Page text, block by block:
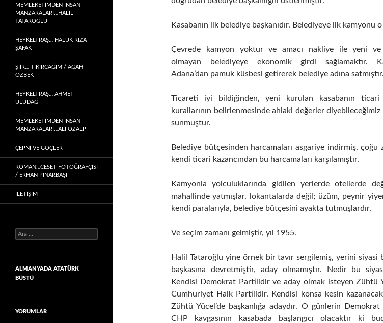
Kasabanın ilk belediye başkanıdır. Belediyeye ilk kamyonu o
Çevrede kamyon yoktur ve amacı nakliye ile yeni ve
olmayan belediyeye ekonomik girdi sağlamaktır.
Adana’dan pamuk küsbesi getirerek belediye adına satmıştır.
Ticareti iyi bildiğinden, yeni kurulan kasabanın
kurallarının belirlenmesinde ahlaki değerler
sunmuştur.
Belediye bütçesinden harcamaları asgariye indirmiş, çoğu
kendi ticari kazancından bu harcamaları karşılamıştır.
Kamyonla yolculuklarında gidilen yerlerde otellerde
mahallinde yatmışlar, lokantalarda değil; üzüm, peynir
kendi paralarıyla, belediye bütçesini ayakta tutmuşlardır.
Ve seçim zamanı gelmiştir, yıl 1955.
Halil Tataroğlu yine örnek bir tavır sergilemiş, yerini siyasi
başkasına devretmiştir, aday olmamıştır. Nedir bu
Kendisi Demokrat Partilidir ve aday olmak isteyen Zühtü
Cumhuriyet Halk Partilidir. Kendisi konsa kesin
Zühtü Yücel’de başkanlığa adaydır. O günlerin
CHP kavgasının kasabada başlangıcı olacaktır ki
MEMLEKETIMDEN INSAN
MANZARALARI…HALİL
TATAROĞLU
HEYKELTRAŞ… HALUK RIZA
ŞAFAK
ŞIIR… TIKIRCAĞIM / AGAH
ÖZBEK
HEYKELTRAŞ… AHMET
ULUDAĞ
MEMLEKETIMDEN INSAN
MANZARALARI…ALİ ÖZALP
ÇEPNI VE GÖÇLER
ROMAN…CESET FOTOĞRAFÇISI
/ ERHAN PINARBAŞI
İLETİŞİM
Arama:
ALMANYADA ATATÜRK
BÜSTÜ
YORUMLAR